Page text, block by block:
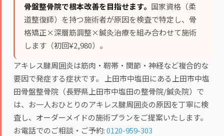
骨盤整骨院で根本改善を目指せます。 国家資格（柔
道整復師）を持つ施術者が原因を検査で特定し、 骨
格矯正×深層筋調整×鍼灸治療を組み合わせて施術
します（初回¥2,980）。
アキレス腱周囲炎は筋肉・靭帯・関節・神経など複合的な
要因で発症する症状です。 上田市中塩田にある上田市中塩
田骨盤整骨院（長野県上田市中塩田の整骨院/鍼灸院）で
は、お一人おひとりのアキレス腱周囲炎の原因を丁寧に検
査し、オーダーメイドの施術プランをご提案いたします。
お電話でのご相談・ご予約:0120-959-303